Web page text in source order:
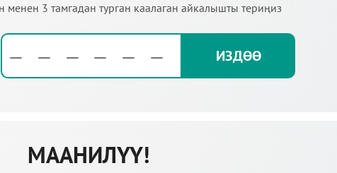
менен 3 тамгадан турган каалаган айкалышты териңиз
МААНИЛҮҮ!